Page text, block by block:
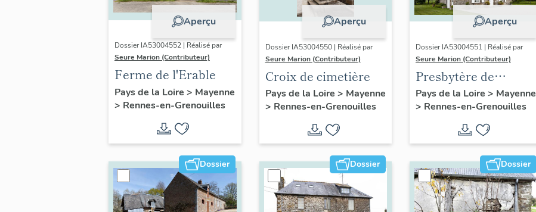
Aperçu
Dossier IA53004552 | Réalisé par
Seure Marion (Contributeur)
Ferme de l'Erable
Pays de la Loire > Mayenne
> Rennes-en-Grenouilles
Aperçu
Dossier IA53004550 | Réalisé par
Seure Marion (Contributeur)
Croix de cimetière
Pays de la Loire > Mayenne
> Rennes-en-Grenouilles
Aperçu
Dossier IA53004551 | Réalisé par
Seure Marion (Contributeur)
Presbytère de
Rennes-en-
Grenouilles,
actuellement maison
Pays de la Loire > Mayenne
> Rennes-en-Grenouilles
Dossier Dossier Dossier